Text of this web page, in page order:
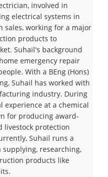
involved in
electrical systems in
sales, working for a major
products to
Suhail's background
emergency repair
With a BEng (Hons)
Suhail has worked with
industry. During
experience at a chemical
for producing award-
livestock protection
Suhail runs a
researching,
products like